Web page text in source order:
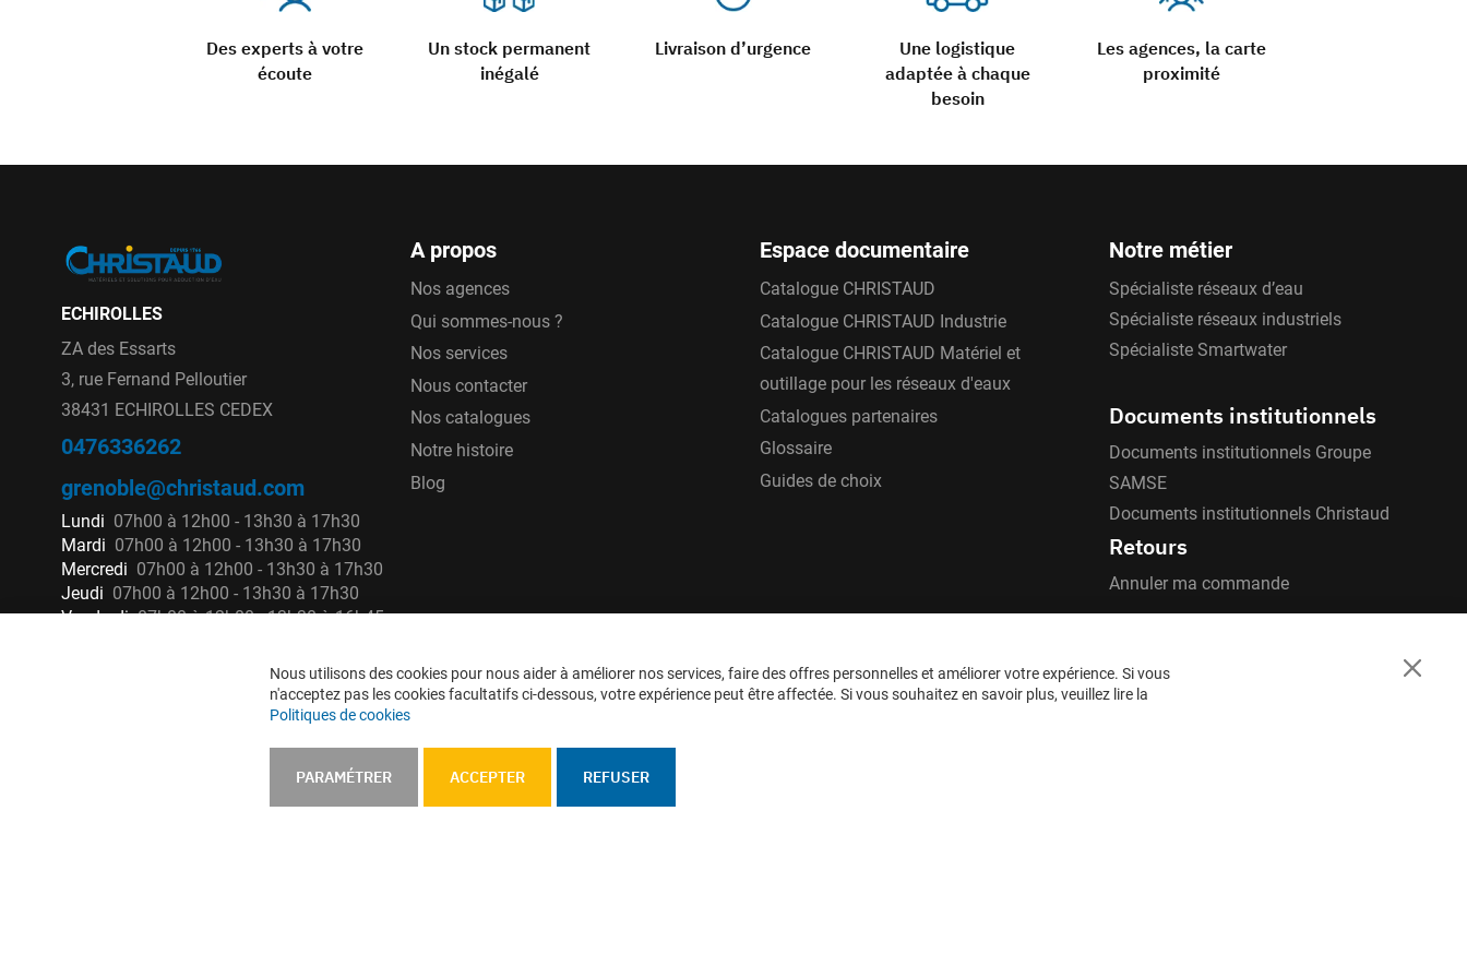
Des experts à votre
écoute
Un stock permanent
inégalé
Livraison d’urgence
Une logistique
adaptée à chaque
besoin
Les agences, la carte
proximité
ECHIROLLES
ZA des Essarts
3, rue Fernand Pelloutier
38431 ECHIROLLES CEDEX
0476336262
grenoble@christaud.com
Lundi 07h00 à 12h00 - 13h30 à 17h30
Mardi 07h00 à 12h00 - 13h30 à 17h30
Mercredi 07h00 à 12h00 - 13h30 à 17h30
Jeudi 07h00 à 12h00 - 13h30 à 17h30
Vendredi 07h00 à 12h00 - 13h30 à 16h45
A propos
Nos agences
Qui sommes-nous ?
Nos services
Nous contacter
Nos catalogues
Notre histoire
Blog
Espace documentaire
Catalogue CHRISTAUD
Catalogue CHRISTAUD Industrie
Catalogue CHRISTAUD Matériel et
outillage pour les réseaux d'eaux
Catalogues partenaires
Glossaire
Guides de choix
Notre métier
Spécialiste réseaux d’eau
Spécialiste réseaux industriels
Spécialiste Smartwater
Documents institutionnels
Documents institutionnels Groupe
SAMSE
Documents institutionnels Christaud
Retours
Annuler ma commande
Close
Nous utilisons des cookies pour nous aider à améliorer nos services, faire des offres personnelles et améliorer votre expérience. Si vous
n'acceptez pas les cookies facultatifs ci-dessous, votre expérience peut être affectée. Si vous souhaitez en savoir plus, veuillez lire la
Politiques de cookies
ACCEPTER
PARAMÉTRER REFUSER